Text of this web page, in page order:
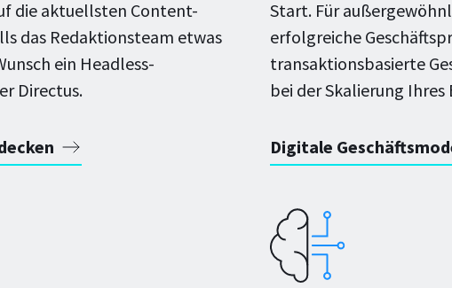
die aktuellsten Content-
das Redaktionsteam etwas
ein Headless-
Directus.
Start. Für
erfolgreiche
transaktionsbasierte
bei der Skalierung Ihres
Digitale